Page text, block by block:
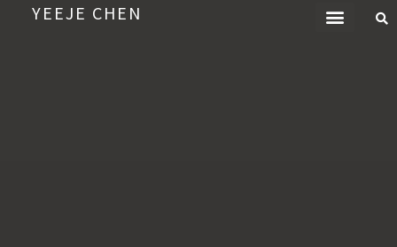
YEEJE CHEN